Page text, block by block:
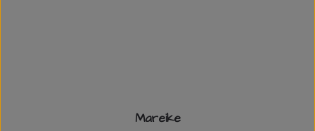
Mareike